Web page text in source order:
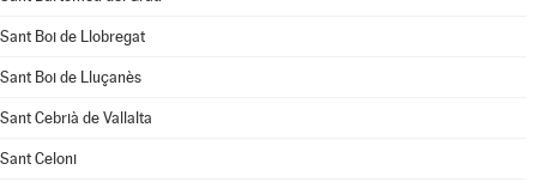
Sant Boi de Llobregat
Sant Boi de Lluçanès
Sant Cebrià de Vallalta
Sant Celoni